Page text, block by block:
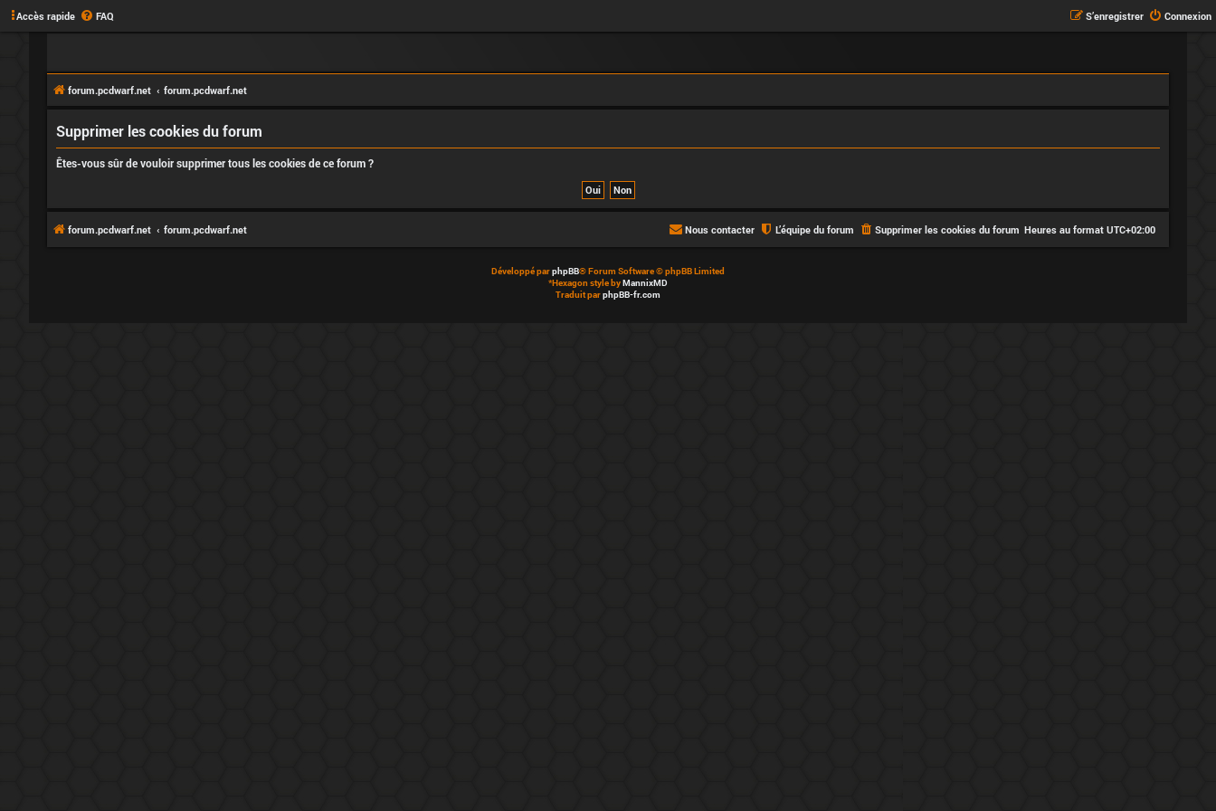
Accès rapide FAQ Connexion
S’enregistrer
forum.pcdwarf.net forum.pcdwarf.net
Supprimer les cookies du forum
Êtes-vous sûr de vouloir supprimer tous les cookies de ce forum ?
forum.pcdwarf.net forum.pcdwarf.net Heures au format UTC+02:00
Supprimer les cookies du forum
L’équipe du forum
Nous contacter
Développé parphpBB® Forum Software © phpBB Limited
*Hexagon style byMannixMD
Traduit parphpBB-fr.com